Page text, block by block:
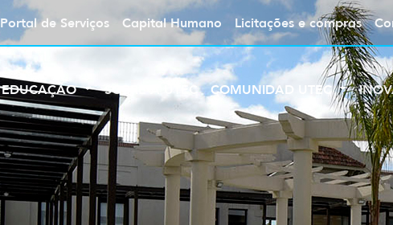
Portal de Serviços Capital Humano Licitações e compras
EDUCAÇÃO SOBRE A UTEC COMUNIDAD UTEC